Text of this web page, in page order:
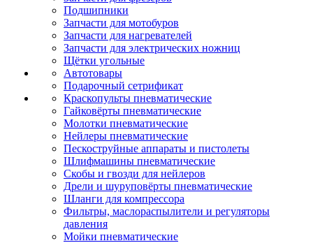
Подшипники
Запчасти для мотобуров
Запчасти для нагревателей
Запчасти для электрических ножниц
Щётки угольные
Автотовары
Подарочный сетрификат
Краскопульты пневматические
Гайковёрты пневматические
Молотки пневматические
Нейлеры пневматические
Пескоструйные аппараты и пистолеты
Шлифмашины пневматические
Скобы и гвозди для нейлеров
Дрели и шуруповёрты пневматические
Шланги для компрессора
Фильтры, маслораспылители и регуляторы
давления
Мойки пневматические